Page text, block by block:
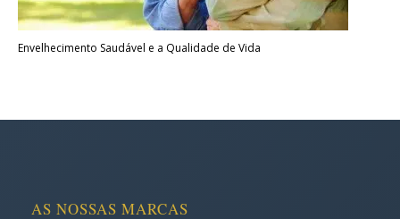
Envelhecimento Saudável e a Qualidade de Vida
AS NOSSAS MARCAS